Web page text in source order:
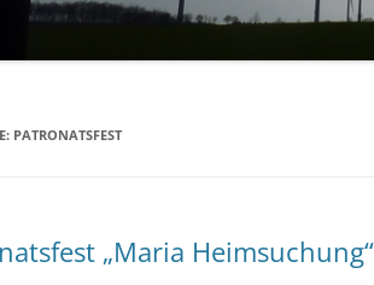
1971 –
1961 –
SCHULE
PATRONATSFEST
„Maria